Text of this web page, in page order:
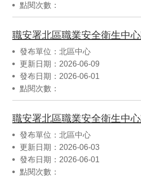
點閱次數：
發布單位：北區中心
更新日期：2026-06-09
發布日期：2026-06-01
點閱次數：
發布單位：北區中心
更新日期：2026-06-03
發布日期：2026-06-01
點閱次數：